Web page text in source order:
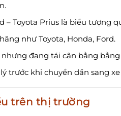
– Toyota Prius là biểu tượng
như Toyota, Honda, Ford.
đang tái cân bằng
trước khi chuyển dần sang
trên thị trường